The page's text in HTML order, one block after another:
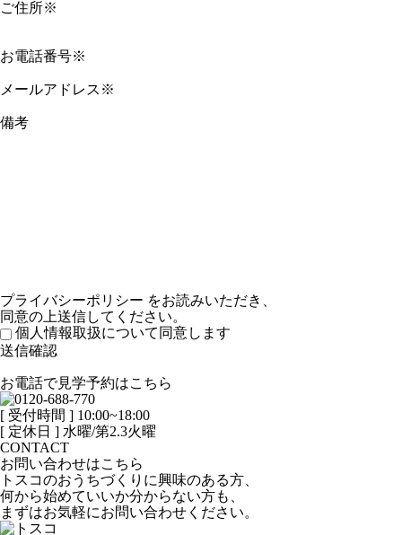
ご住所※
お電話番号※
メールアドレス※
備考
プライバシーポリシー をお読みいただき、
同意の上送信してください。
個人情報取扱について同意します
お電話で見学予約はこちら
[ 受付時間 ] 10:00~18:00
[ 定休日 ] 水曜/第2.3火曜
CONTACT
お問い合わせはこちら
トスコのおうちづくりに興味のある方、
何から始めていいか分からない方も、
まずはお気軽にお問い合わせください。